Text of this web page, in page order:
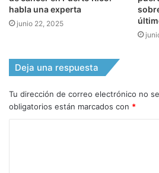
habla una experta
junio 22, 2025
Deja una respuesta
Tu dirección de correo electrónico no
obligatorios están marcados con *